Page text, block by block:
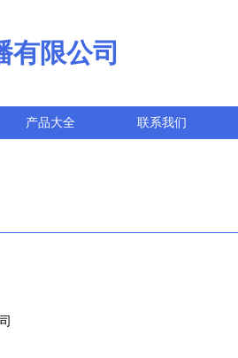
有限公司
产品大全 联系我们